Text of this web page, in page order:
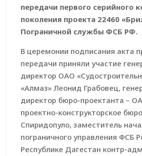
передачи первого серийного
поколения проекта 22460
Пограничной службы ФСБ РФ.
В церемонии подписания акта
передачи приняли участие
директор ОАО
«Алмаз» Леонид Грабовец,
директор бюро-проектанта –
проектно-конструкторское
Спиридопуло, заместитель
пограничного управления ФСБ
Республике Дагестан контр-